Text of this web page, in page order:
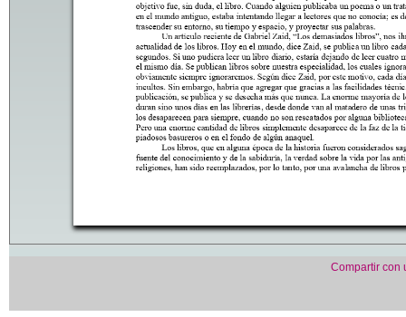
Compartir con